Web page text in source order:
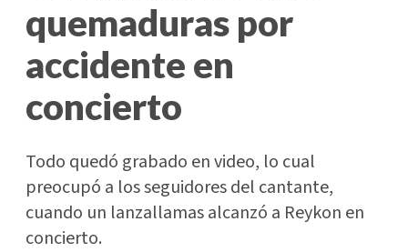
quemaduras por
accidente en
concierto
Todo quedó grabado en video, lo cual
preocupó a los seguidores del cantante,
cuando un lanzallamas alcanzó a Reykon en
concierto.